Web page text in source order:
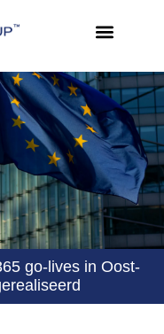
go-lives in Oost-